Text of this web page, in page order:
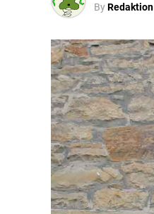
ByRedaktion